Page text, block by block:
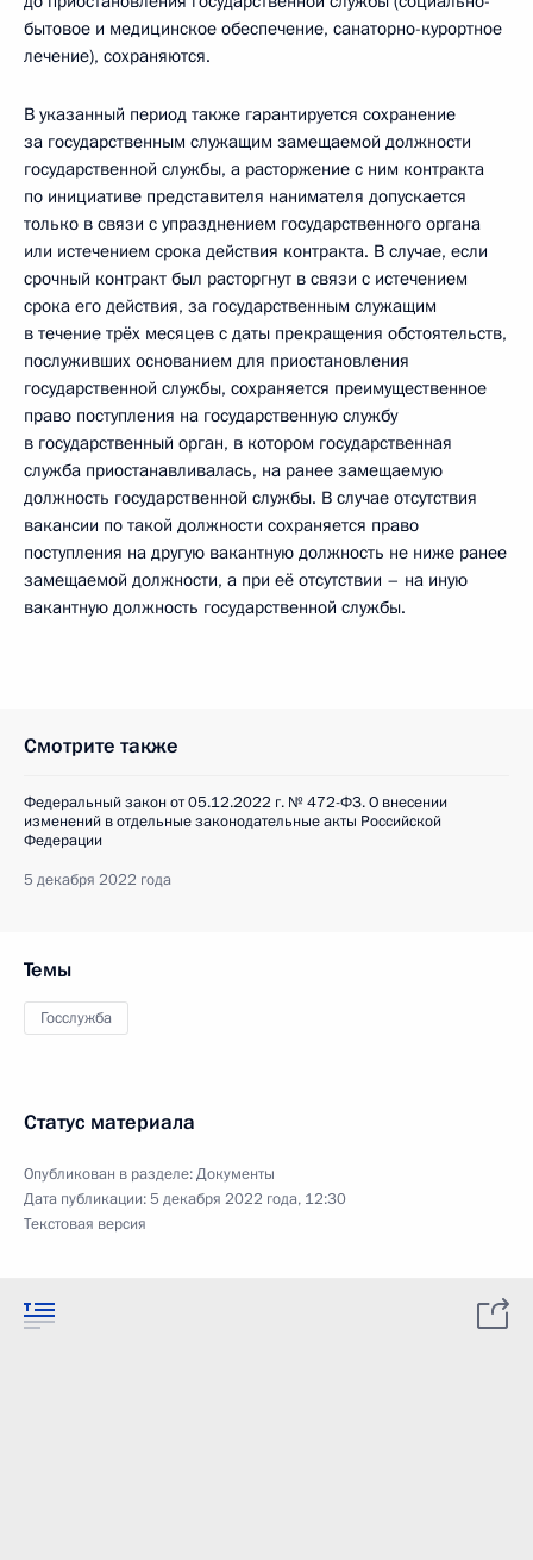
бытовое и медицинское обеспечение, санаторно-курортное
лечение), сохраняются.
В указанный период также гарантируется сохранение
за государственным служащим замещаемой должности
государственной службы, а расторжение с ним контракта
по инициативе представителя нанимателя допускается
только в связи с упразднением государственного органа
или истечением срока действия контракта. В случае, если
срочный контракт был расторгнут в связи с истечением
срока его действия, за государственным служащим
в течение трёх месяцев с даты прекращения обстоятельств,
послуживших основанием для приостановления
государственной службы, сохраняется преимущественное
право поступления на государственную службу
в государственный орган, в котором государственная
служба приостанавливалась, на ранее замещаемую
должность государственной службы. В случае отсутствия
вакансии по такой должности сохраняется право
поступления на другую вакантную должность не ниже ранее
замещаемой должности, а при её отсутствии – на иную
вакантную должность государственной службы.
Смотрите также
Федеральный закон от 05.12.2022 г. № 472-ФЗ. О внесении
изменений в отдельные законодательные акты Российской
Федерации
5 декабря 2022 года
Темы
Госслужба
Статус материала
Опубликован в разделе:Документы
Дата публикации:5 декабря 2022 года, 12:30
Текстовая версия